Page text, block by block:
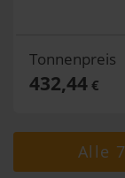
Tonnenpreis
432,44€
Alle